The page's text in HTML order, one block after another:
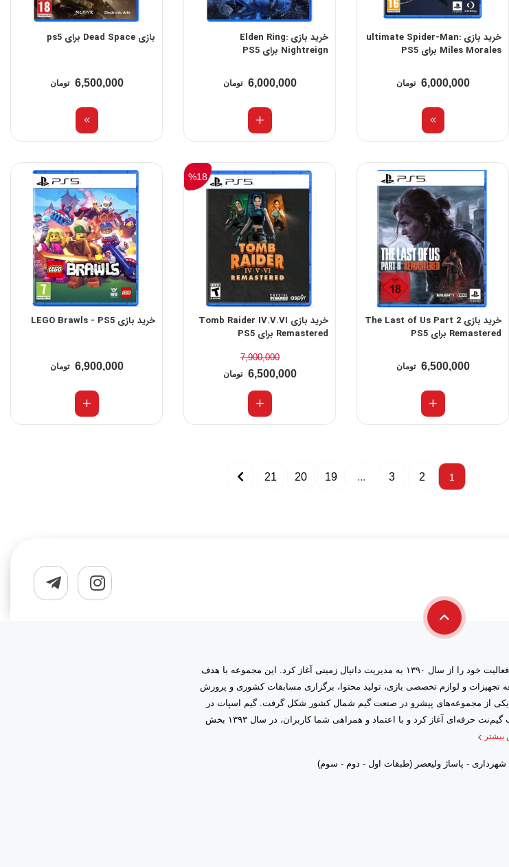
خرید بازی ultimate Spider-Man:
Miles Morales برای PS5
6,000,000 تومان
خرید بازی Elden Ring:
Nightreign برای PS5
6,000,000 تومان
بازی Dead Space برای ps5
6,500,000 تومان
خرید بازی The Last of Us Part 2
Remastered برای PS5
6,500,000 تومان
خرید بازی Tomb Raider IV.V.VI
Remastered برای PS5
7,900,000
%18
6,500,000 تومان
خرید بازی LEGO Brawls - PS5
6,900,000 تومان
1
2
3
...
19
20
21
مجموعه گیم اسپات رشت فعالیت خود را از سال ۱۳۹۰ به مدیریت دانیال زمینی آغاز کرد. این مجموعه با هدف
تجهیزات و لوازم تخصصی بازی، تولید محتوا، برگزاری مسابقات کشوری و پرورش
یکی از مجموعه‌های پیشرو در صنعت گیم شمال کشور شکل گرفت. گیم اسپات در
ابتدا فعالیت خود را در قالب گیم‌نت حرفه‌ای آغاز کرد و با اعتماد و همراهی شما کاربران، در سال ۱۳۹۳ بخش
بیشتر
- پاساژ ولیعصر (طبقات اول - دوم - سوم)